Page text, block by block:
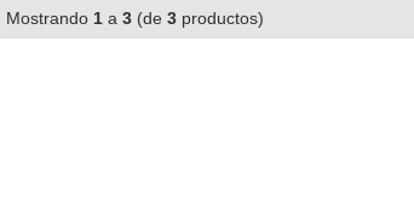
Mostrando 1 a 3 (de 3 productos)